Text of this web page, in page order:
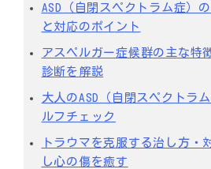
ASD（自閉スペクトラム症）
と対応のポイント
アスペルガー症候群の主な特
診断を解説
大人のASD（自閉スペクトラ
ルフチェック
トラウマを克服する治し方・
し心の傷を癒す